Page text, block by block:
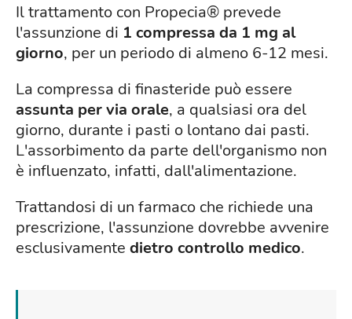
Il trattamento con Propecia® prevede
l'assunzione di 1 compressa da 1 mg al
giorno, per un periodo di almeno 6-12 mesi.
La compressa di finasteride può essere
assunta per via orale, a qualsiasi ora del
giorno, durante i pasti o lontano dai pasti.
L'assorbimento da parte dell'organismo non
è influenzato, infatti, dall'alimentazione.
Trattandosi di un farmaco che richiede una
prescrizione, l'assunzione dovrebbe avvenire
esclusivamente dietro controllo medico.